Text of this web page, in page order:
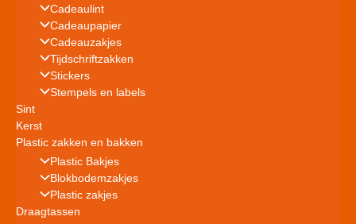
Cadeaulint
Cadeaupapier
Cadeauzakjes
Tijdschriftzakken
Stickers
Stempels en labels
Sint
Kerst
Plastic zakken en bakken
Plastic Bakjes
Blokbodemzakjes
Plastic zakjes
Draagtassen